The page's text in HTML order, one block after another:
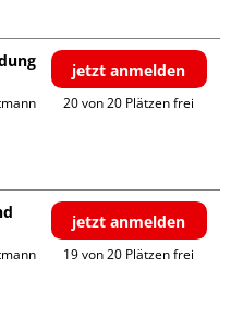
jetzt anmelden
20 von 20 Plätzen frei
jetzt anmelden
19 von 20 Plätzen frei